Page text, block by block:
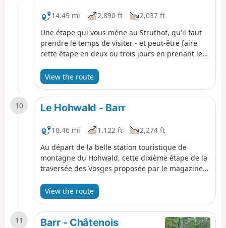
14.49 mi 2,890 ft
2,037 ft
Une étape qui vous mène au Struthof, qu'il faut
prendre le temps de visiter - et peut-être faire
cette étape en deux ou trois jours en prenant le
Moselle. Vous découvrirez aussi le Champ du Feu
et la belle station de moyenne montagne ainsi
que le Hohwald. Récit de cette neuvième étape
par Romain Gascon à retrouver dans le magazine
View the route
10 Le Hohwald - Barr
10.46 mi 1,122 ft
2,274 ft
Au départ de la belle station touristique de
montagne du Hohwald, cette dixième étape de la
traversée des Vosges proposée par le magazine
d'Alsace et L'Alsace vous conduira à travers monts
et forêts jusqu'aux coteaux du vignoble de Barr.
Point d'orgue : le sanctuaire du Mont Sainte-Odile
où vous partirez à la rencontre de la sainte
View the route
11 Barr - Châtenois